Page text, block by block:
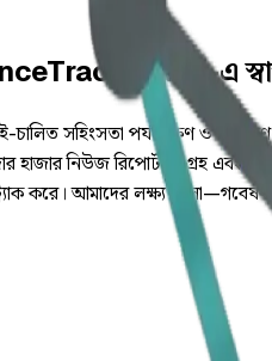
এ
পর্যবেক্ষণ ও বিশ্লেষণ
হাজার নিউজ রিপোর্ট সংগ্রহ এবং
করে। আমাদের লক্ষ্য হলো—গবেষক,